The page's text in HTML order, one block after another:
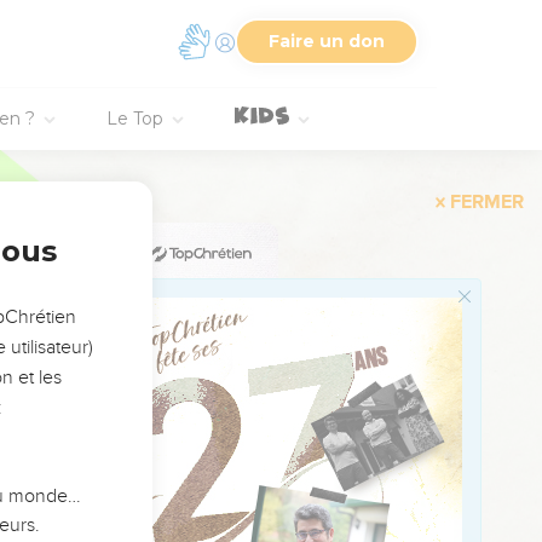
Faire un don
? Le Top
a fixé pour eux le
ce que certains de
maintenant
désigné. Il en a donné
lui et les autres
du conseil de
utilisateur)
et les
monde…